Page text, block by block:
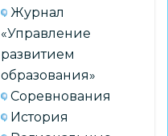
Журнал
«Управление
развитием
образования»
Соревнования
История